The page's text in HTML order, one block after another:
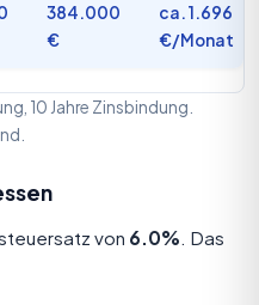
384.000
€
ca. 1.696
€/Monat
10 Jahre Zinsbindung.
von 6.0% . Das